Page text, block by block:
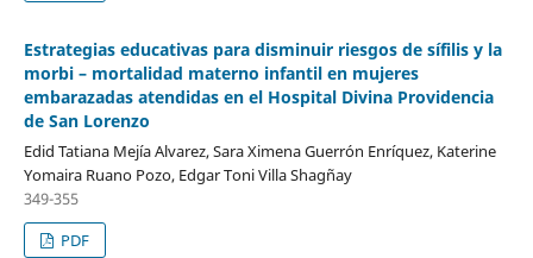
Estrategias educativas para disminuir riesgos de sífilis y la
morbi – mortalidad materno infantil en mujeres
embarazadas atendidas en el Hospital Divina Providencia
de San Lorenzo
Edid Tatiana Mejía Alvarez, Sara Ximena Guerrón Enríquez, Katerine
Yomaira Ruano Pozo, Edgar Toni Villa Shagñay
349-355
PDF